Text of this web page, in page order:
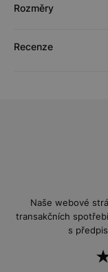
Rozměry
Recenze
Naše webové
transakčních
s